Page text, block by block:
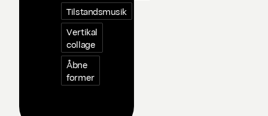
Tilstandsmusik
Vertikal
collage
Åbne
former